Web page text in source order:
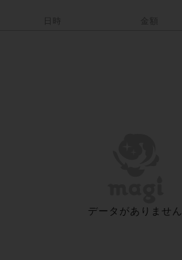
日時 金額
データがありません